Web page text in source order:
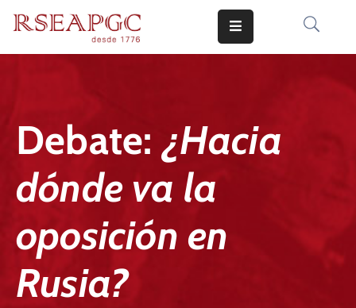
COMUNICADOS
CONOCERNOS
CONTACTO
Debate: ¿Hacia
dónde va la
oposición en
Rusia?